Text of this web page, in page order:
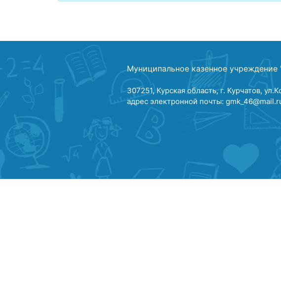
Муниципальное казенное учреждение
307251, Курская область, г. Курчатов,
адрес электронной почты: